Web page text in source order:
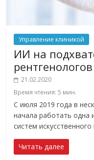
Управление клиникой
ИИ на
рентгенологов
21.02.2020
Время чтения:5 мин.
С июля 2019 года в
начала работать одна
систем
Читать далее